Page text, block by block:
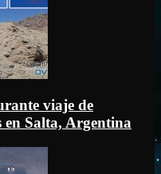
viaje de
Salta, Argentina